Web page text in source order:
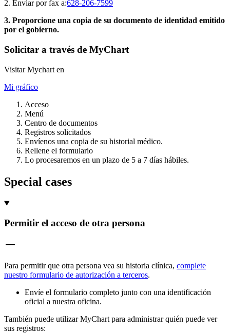
2. Enviar por fax a:628-206-7599
3. Proporcione una copia de su documento de identidad emitido
por el gobierno.
Solicitar a través de MyChart
Visitar Mychart en
Mi gráfico
Acceso
Menú
Centro de documentos
Registros solicitados
Envíenos una copia de su historial médico.
Rellene el formulario
Lo procesaremos en un plazo de 5 a 7 días hábiles.
Special cases
Permitir el acceso de otra persona
Para permitir que otra persona vea su historia clínica, complete
nuestro formulario de autorización a terceros.
Envíe el formulario completo junto con una identificación
oficial a nuestra oficina.
También puede utilizar MyChart para administrar quién puede ver
sus registros: